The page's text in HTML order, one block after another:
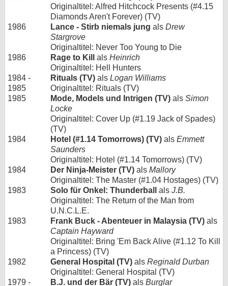
Originaltitel: Alfred Hitchcock Presents (#4.15
Diamonds Aren't Forever) (TV)
1986
Lance - Stirb niemals jung als Drew
Stargrove
Originaltitel: Never Too Young to Die
1986
Rage to Kill als Heinrich
Originaltitel: Hell Hunters
1984 -
1985
Rituals (TV) als Logan Williams
Originaltitel: Rituals (TV)
1985
Mode, Models und Intrigen (TV) als Simon
Locke
Originaltitel: Cover Up (#1.19 Jack of Spades)
(TV)
1984
Hotel (#1.14 Tomorrows) (TV) als Emmett
Saunders
Originaltitel: Hotel (#1.14 Tomorrows) (TV)
1984
Der Ninja-Meister (TV) als Mallory
Originaltitel: The Master (#1.04 Hostages) (TV)
1983
Solo für Onkel: Thunderball als J.B.
Originaltitel: The Return of the Man from
U.N.C.L.E.
1983
Frank Buck - Abenteuer in Malaysia (TV) als
Captain Hayward
Originaltitel: Bring 'Em Back Alive (#1.12 To Kill
a Princess) (TV)
1982
General Hospital (TV) als Reginald Durban
Originaltitel: General Hospital (TV)
1979 -
B.J. und der Bär (TV) als Burglar